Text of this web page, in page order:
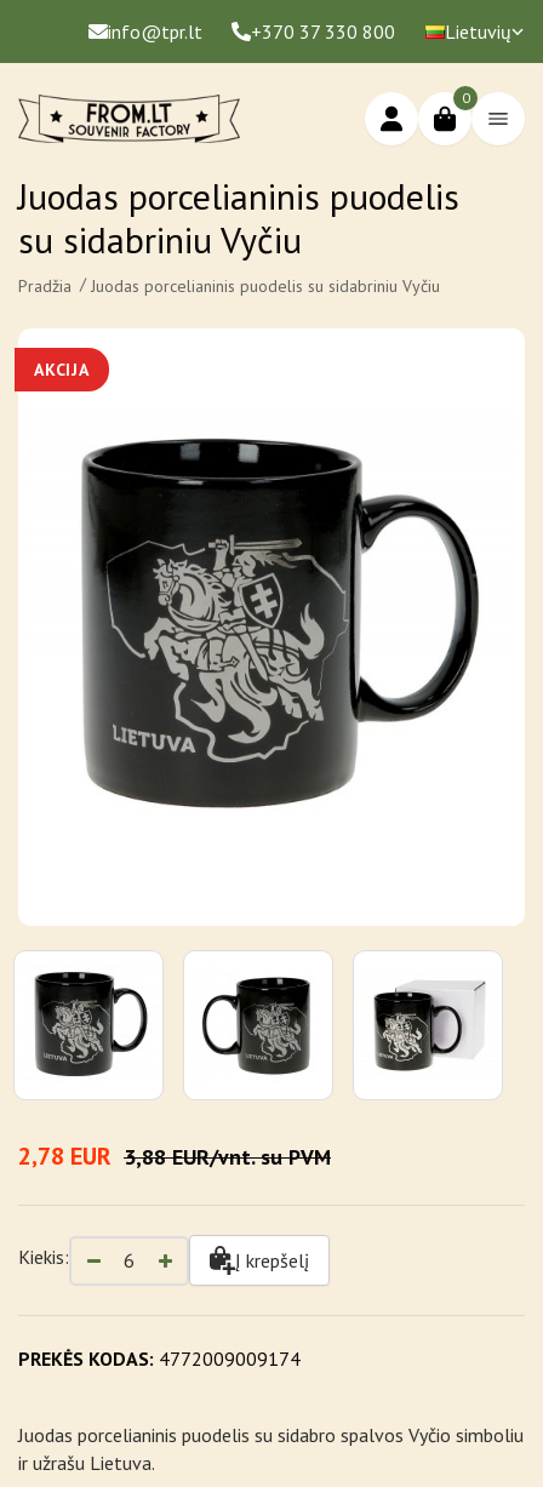
info@tpr.lt +370 37 330 800 Lietuvių
0
Juodas porcelianinis puodelis
su sidabriniu Vyčiu
Pradžia Juodas porcelianinis puodelis su sidabriniu Vyčiu
AKCIJA
PREKĖS KODAS: 4772009009174
Juodas porcelianinis puodelis su sidabro spalvos Vyčio simboliu
ir užrašu Lietuva.
2,78 EUR 3,88 EUR/vnt. su PVM
Kiekis: Į krepšelį